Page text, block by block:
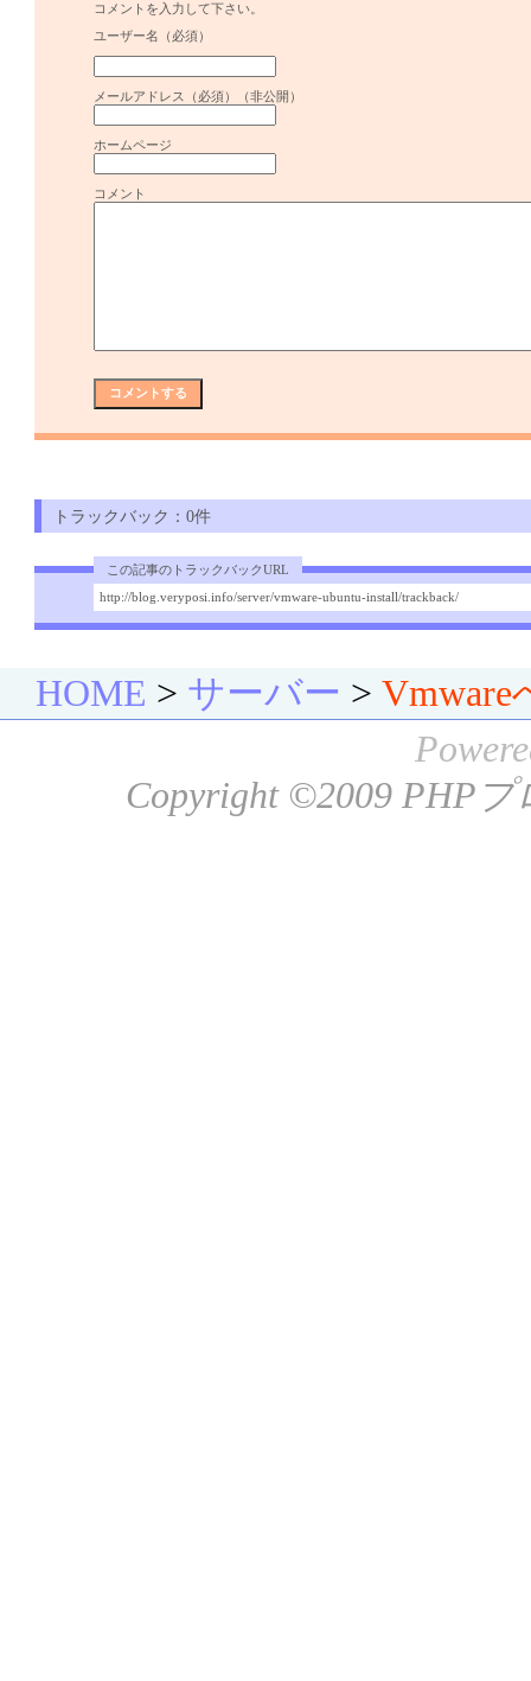
コメントを入力して下さい。
ユーザー名（必須）
メールアドレス（必須）（非公開）
ホームページ
コメント
トラックバック：0件
この記事のトラックバックURL
http://blog.veryposi.info/server/vmware-ubuntu-install/trackback/
HOME > サーバー > Vmware
Copyright ©2009 PHPプ